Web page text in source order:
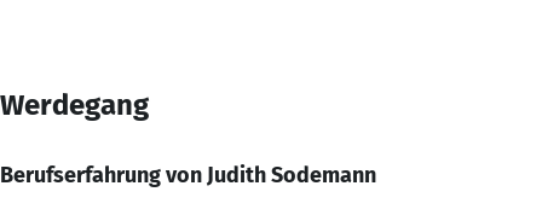
Werdegang
Berufserfahrung von Judith Sodemann